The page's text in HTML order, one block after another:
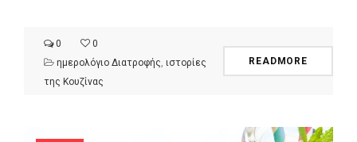
0
0
ημερολόγιο Διατροφής ιστορίες
της Κουζίνας
READMORE